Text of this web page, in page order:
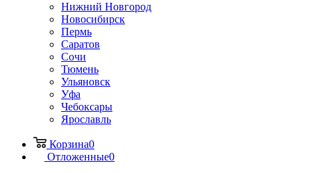
Нижний Новгород
Новосибирск
Пермь
Саратов
Сочи
Тюмень
Ульяновск
Уфа
Чебоксары
Ярославль
Корзина0
Отложенные0